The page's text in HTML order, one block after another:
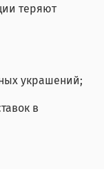
теряют
украшений;
в